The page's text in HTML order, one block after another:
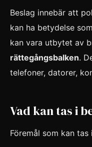
Beslag innebär att
kan ha betydelse
kan vara utbytet av
rättegångsbalken.
telefoner, datorer,
Vad kan tas i
Föremål som kan